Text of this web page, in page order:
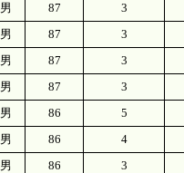
男 87
3
男 87
3
男 87
3
男 87
3
男 86
5
男 86
4
男 86
3